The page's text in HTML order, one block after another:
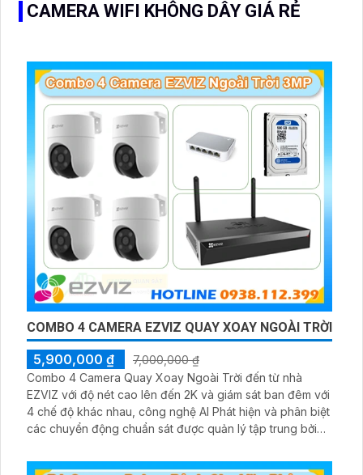
CAMERA WIFI KHÔNG DÂY GIÁ RẺ
COMBO 4 CAMERA EZVIZ QUAY XOAY NGOÀI TRỜI
5,900,000 ₫
7,000,000 ₫
Combo 4 Camera Quay Xoay Ngoài Trời đến từ nhà
EZVIZ với độ nét cao lên đến 2K và giám sát ban đêm với
4 chế độ khác nhau, công nghệ AI Phát hiện và phân biệt
các chuyển động chuẩn sát được quản lý tập trung bởi